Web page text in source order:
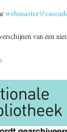
van een